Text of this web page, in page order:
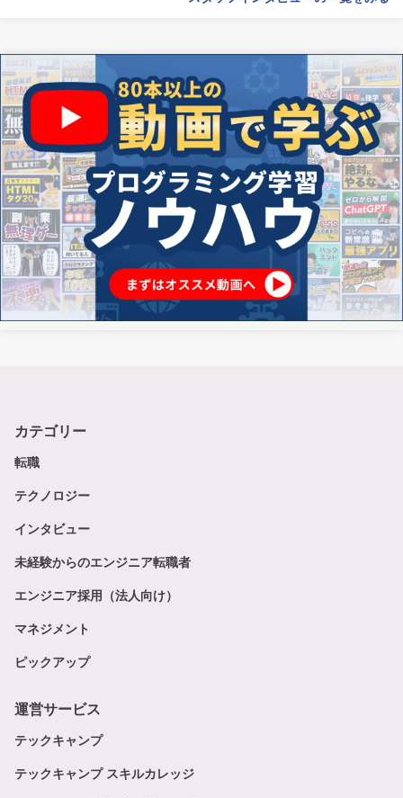
カテゴリー
転職
テクノロジー
インタビュー
未経験からのエンジニア転職者
エンジニア採用（法人向け）
マネジメント
ピックアップ
運営サービス
テックキャンプ
テックキャンプ スキルカレッジ